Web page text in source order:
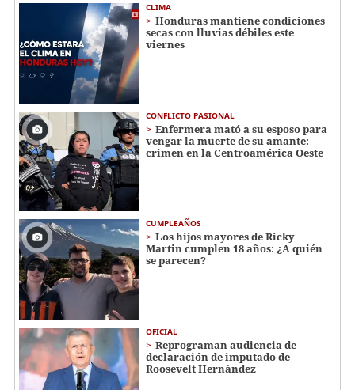
CLIMA
Honduras mantiene condiciones
secas con lluvias débiles este
viernes
CONFLICTO PASIONAL
Enfermera mató a su esposo para
vengar la muerte de su amante:
crimen en la Centroamérica Oeste
CUMPLEAÑOS
Los hijos mayores de Ricky
Martin cumplen 18 años: ¿A quién
se parecen?
OFICIAL
Reprograman audiencia de
declaración de imputado de
Roosevelt Hernández